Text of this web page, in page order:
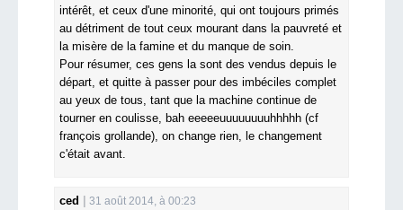
intérêt, et ceux d'une minorité, qui ont toujours primés
au détriment de tout ceux mourant dans la pauvreté et
la misère de la famine et du manque de soin.
Pour résumer, ces gens la sont des vendus depuis le
départ, et quitte à passer pour des imbéciles complet
au yeux de tous, tant que la machine continue de
tourner en coulisse, bah eeeeeuuuuuuuuhhhhh (cf
françois grollande), on change rien, le changement
c'était avant.
ced 31 août 2014, à 00:23